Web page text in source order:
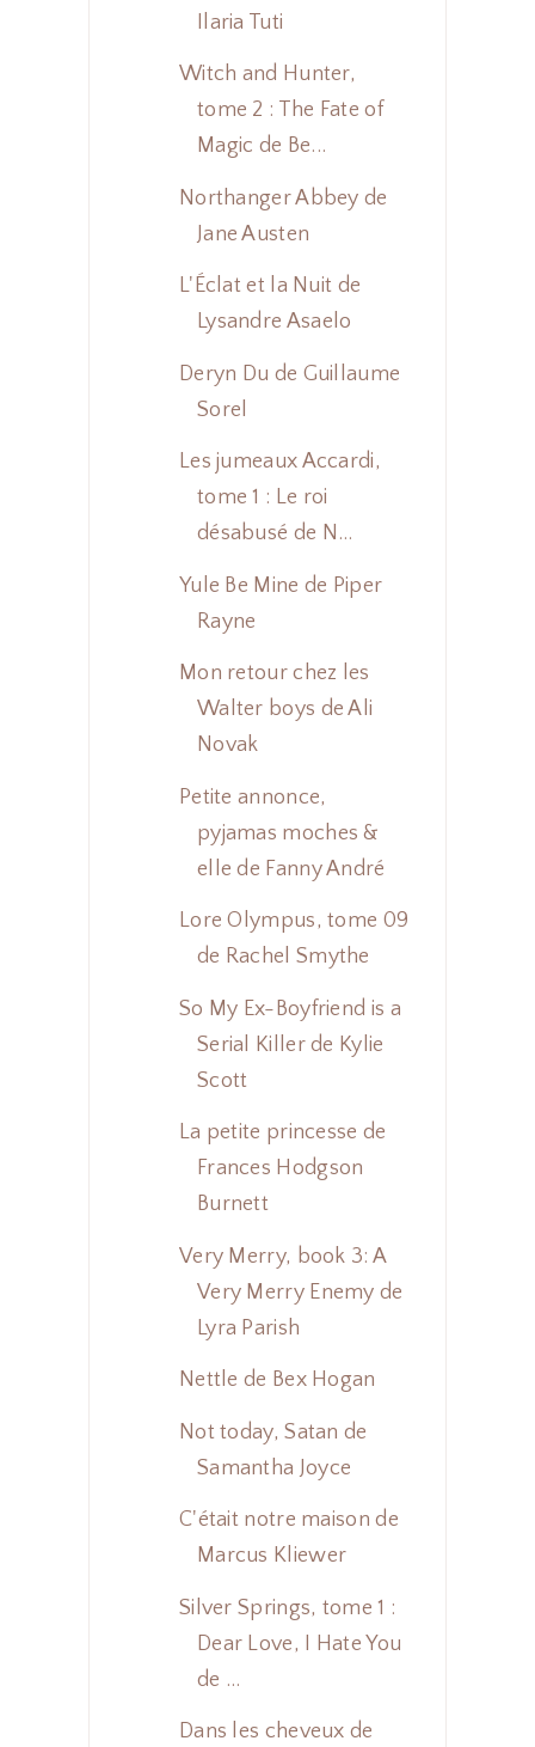
Ilaria Tuti
Witch and Hunter,
tome 2 : The Fate of
Magic de Be...
Northanger Abbey de
Jane Austen
L'Éclat et la Nuit de
Lysandre Asaelo
Deryn Du de Guillaume
Sorel
Les jumeaux Accardi,
tome 1 : Le roi
désabusé de N...
Yule Be Mine de Piper
Rayne
Mon retour chez les
Walter boys de Ali
Novak
Petite annonce,
pyjamas moches &
elle de Fanny André
Lore Olympus, tome 09
de Rachel Smythe
So My Ex-Boyfriend is a
Serial Killer de Kylie
Scott
La petite princesse de
Frances Hodgson
Burnett
Very Merry, book 3: A
Very Merry Enemy de
Lyra Parish
Nettle de Bex Hogan
Not today, Satan de
Samantha Joyce
C'était notre maison de
Marcus Kliewer
Silver Springs, tome 1 :
Dear Love, I Hate You
de ...
Dans les cheveux de